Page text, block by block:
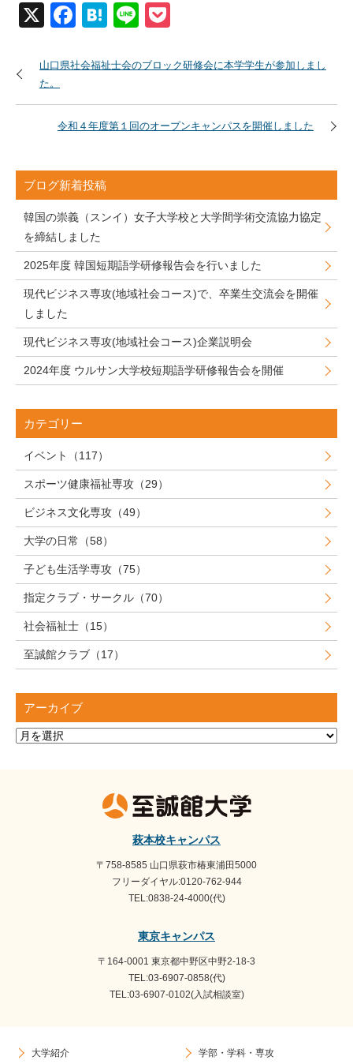
X Facebook
Hatena
Line
山口県社会福祉士会のブロック研修会に本学学生が参加しまし
た。
令和４年度第１回のオープンキャンパスを開催しました
ブログ新着投稿
韓国の崇義（スンイ）女子大学校と大学間学術交流協力協定
を締結しました
2025年度 韓国短期語学研修報告会を行いました
現代ビジネス専攻(地域社会コース)で、卒業生交流会を開催
しました
現代ビジネス専攻(地域社会コース)企業説明会
2024年度 ウルサン大学校短期語学研修報告会を開催
カテゴリー
イベント（117）
スポーツ健康福祉専攻（29）
ビジネス文化専攻（49）
大学の日常（58）
子ども生活学専攻（75）
指定クラブ・サークル（70）
社会福祉士（15）
至誠館クラブ（17）
アーカイブ
ア
萩本校キャンパス
〒758-8585 山口県萩市椿東浦田5000
フリーダイヤル:0120-762-944
TEL:0838-24-4000(代)
東京キャンパス
〒164-0001 東京都中野区中野2-18-3
TEL:03-6907-0858(代)
TEL:03-6907-0102(入試相談室)
大学紹介 学部・学科・専攻